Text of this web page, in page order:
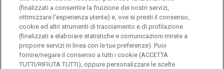
logo UC
© Università Cattolica del Sacro Cuore Largo A.
(finalizzati a consentire la fruizione dei nostri servizi,
ottimizzare l'esperienza utente) e, ove si presti il consenso,
cookie ed altri strumenti di tracciamento e di profilazione
(finalizzati a elaborare statistiche e comunicazioni mirate a
proporre servizi in linea con le tue preferenze). Puoi
fornire/negare il consenso a tutti i cookie (ACCETTA
TUTTI/RIFIUTA TUTTI), oppure personalizzare le scelte